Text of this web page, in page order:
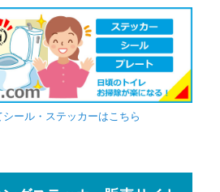
シール・ステッカーはこちら